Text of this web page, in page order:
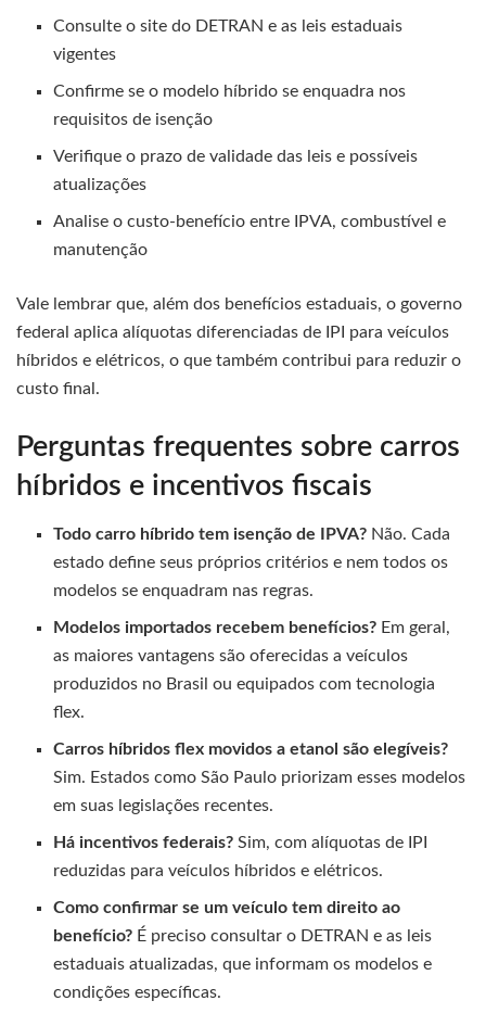
Consulte o site do DETRAN e as leis estaduais
vigentes
Confirme se o modelo híbrido se enquadra nos
requisitos de isenção
Verifique o prazo de validade das leis e possíveis
atualizações
Analise o custo-benefício entre IPVA, combustível e
manutenção
Vale lembrar que, além dos benefícios estaduais, o governo
federal aplica alíquotas diferenciadas de IPI para veículos
híbridos e elétricos, o que também contribui para reduzir o
custo final.
Perguntas frequentes sobre carros
híbridos e incentivos fiscais
Todo carro híbrido tem isenção de IPVA? Não. Cada
estado define seus próprios critérios e nem todos os
modelos se enquadram nas regras.
Modelos importados recebem benefícios? Em geral,
as maiores vantagens são oferecidas a veículos
produzidos no Brasil ou equipados com tecnologia
flex.
Carros híbridos flex movidos a etanol são elegíveis?
Sim. Estados como São Paulo priorizam esses modelos
em suas legislações recentes.
Há incentivos federais? Sim, com alíquotas de IPI
reduzidas para veículos híbridos e elétricos.
Como confirmar se um veículo tem direito ao
benefício? É preciso consultar o DETRAN e as leis
estaduais atualizadas, que informam os modelos e
condições específicas.